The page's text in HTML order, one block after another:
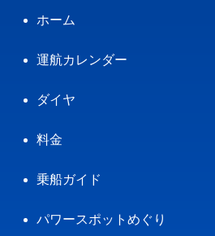
ホーム
運航カレンダー
ダイヤ
料金
乗船ガイド
パワースポットめぐり